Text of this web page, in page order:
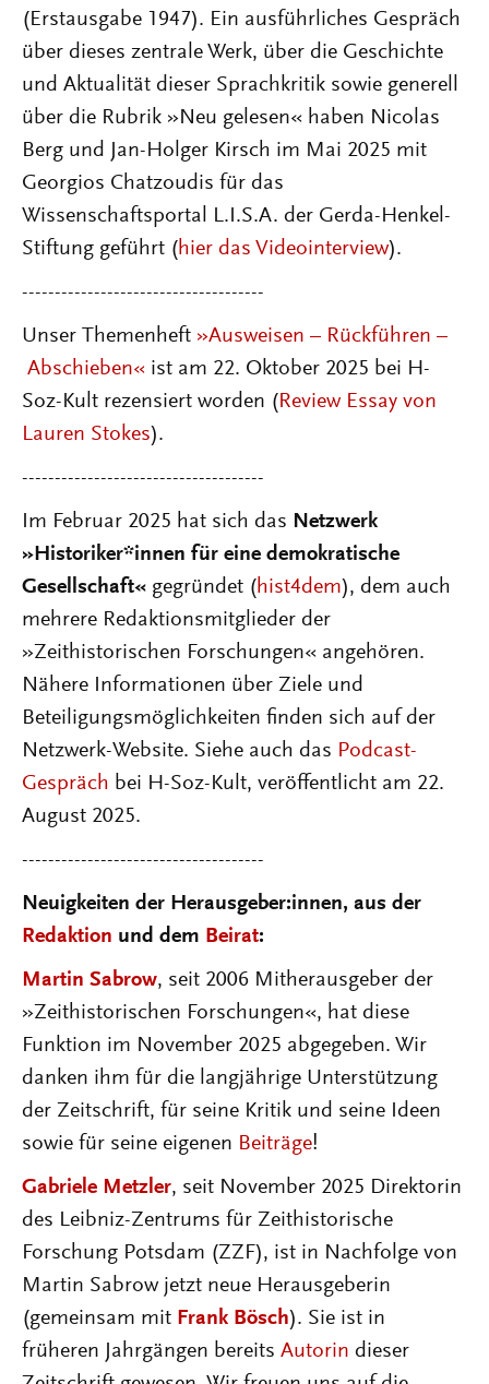
(Erstausgabe 1947). Ein ausführliches Gespräch
über dieses zentrale Werk, über die Geschichte
und Aktualität dieser Sprachkritik sowie generell
über die Rubrik »Neu gelesen« haben Nicolas
Berg und Jan-Holger Kirsch im Mai 2025 mit
Georgios Chatzoudis für das
Wissenschaftsportal L.I.S.A. der Gerda-Henkel-
Stiftung geführt (hier das Videointerview).
-------------------------------------
Unser Themenheft »Ausweisen – Rückführen –
Abschieben« ist am 22. Oktober 2025 bei H-
Soz-Kult rezensiert worden (Review Essay von
Lauren Stokes).
-------------------------------------
Im Februar 2025 hat sich das Netzwerk
»Historiker*innen für eine demokratische
Gesellschaft« gegründet (hist4dem), dem auch
mehrere Redaktionsmitglieder der
»Zeithistorischen Forschungen« angehören.
Nähere Informationen über Ziele und
Beteiligungsmöglichkeiten finden sich auf der
Netzwerk-Website. Siehe auch das Podcast-
Gespräch bei H-Soz-Kult, veröffentlicht am 22.
August 2025.
-------------------------------------
Neuigkeiten der Herausgeber:innen, aus der
Redaktion und dem Beirat:
Martin Sabrow, seit 2006 Mitherausgeber der
»Zeithistorischen Forschungen«, hat diese
Funktion im November 2025 abgegeben. Wir
danken ihm für die langjährige Unterstützung
der Zeitschrift, für seine Kritik und seine Ideen
sowie für seine eigenen Beiträge!
Gabriele Metzler, seit November 2025 Direktorin
des Leibniz-Zentrums für Zeithistorische
Forschung Potsdam (ZZF), ist in Nachfolge von
Martin Sabrow jetzt neue Herausgeberin
(gemeinsam mit Frank Bösch). Sie ist in
früheren Jahrgängen bereits Autorin dieser